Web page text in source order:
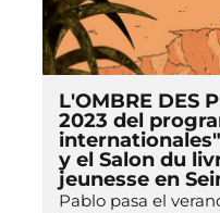
L'OMBRE DES
2023 del
y el Salon du
jeunesse en
Pablo pasa el